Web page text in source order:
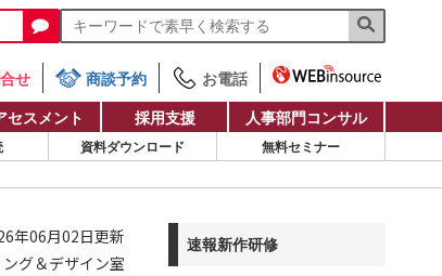
せ 商談予約
お電話
セスメント 採用支援 人事部門コンサル
資料ダウンロード 無料セミナー
年06月02日更新
グ＆デザイン室
速報新作研修